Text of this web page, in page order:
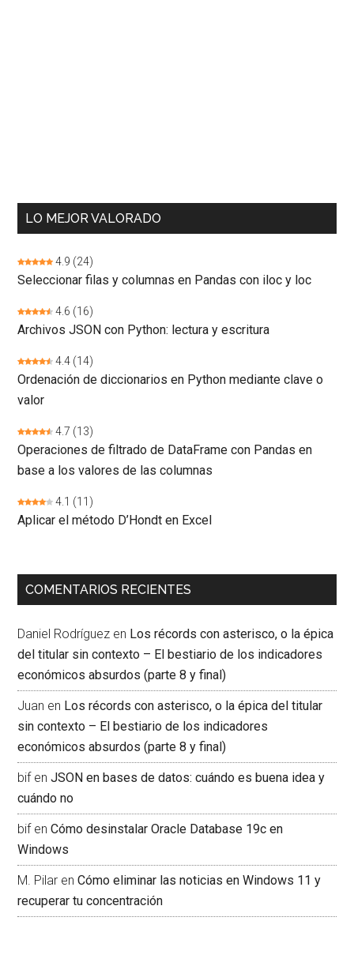
LO MEJOR VALORADO
4.9 (24)
Seleccionar filas y columnas en Pandas con iloc y loc
4.6 (16)
Archivos JSON con Python: lectura y escritura
4.4 (14)
Ordenación de diccionarios en Python mediante clave o
valor
4.7 (13)
Operaciones de filtrado de DataFrame con Pandas en
base a los valores de las columnas
4.1 (11)
Aplicar el método D’Hondt en Excel
COMENTARIOS RECIENTES
Daniel Rodríguez en Los récords con asterisco, o la épica
del titular sin contexto – El bestiario de los indicadores
económicos absurdos (parte 8 y final)
Juan en Los récords con asterisco, o la épica del titular
sin contexto – El bestiario de los indicadores
económicos absurdos (parte 8 y final)
bifenJSON en bases de datos: cuándo es buena idea y
cuándo no
bifenCómo desinstalar Oracle Database 19c en
Windows
M. Pilar enCómo eliminar las noticias en Windows 11 y
recuperar tu concentración